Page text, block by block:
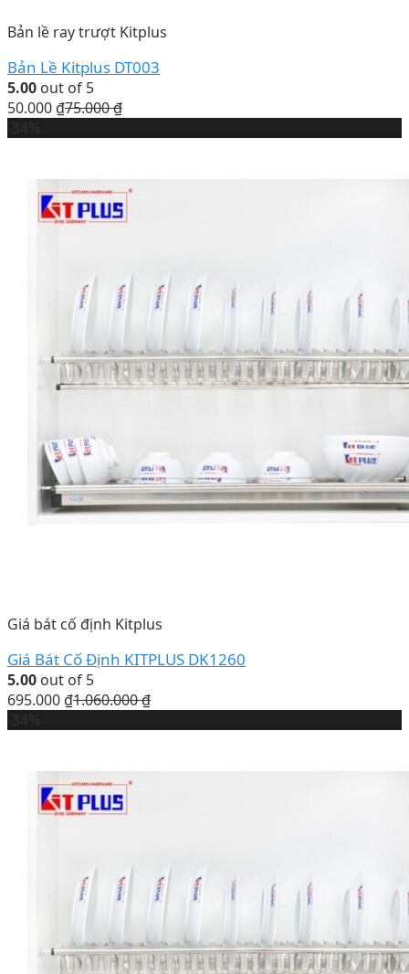
Bản lề ray trượt Kitplus
Bản Lề Kitplus DT003
5.00 out of 5
50.000 ₫75.000₫
Giá bát cố định Kitplus
Giá Bát Cố Định KITPLUS DK1260
5.00 out of 5
695.000 ₫1.060.000₫